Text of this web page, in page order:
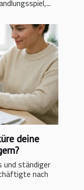
deine
und ständiger
nach